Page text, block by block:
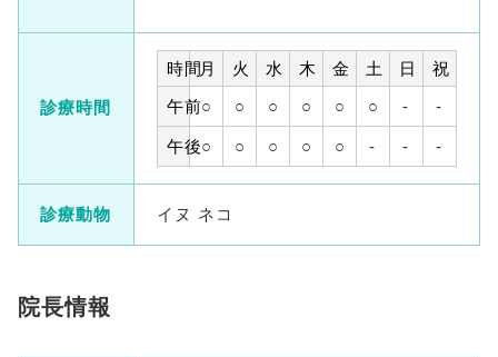
診療時間
時間月 火 水 木 金 土 日
祝
午前○ ○ ○ ○ ○ ○ - -
午後○ ○ ○ ○ ○ - - -
診療動物 イヌ ネコ
院長情報